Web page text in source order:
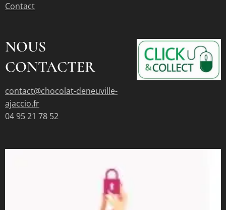
Contact
NOUS
CONTACTER
contact@chocolat-deneuville-
ajaccio.fr
04 95 21 78 52